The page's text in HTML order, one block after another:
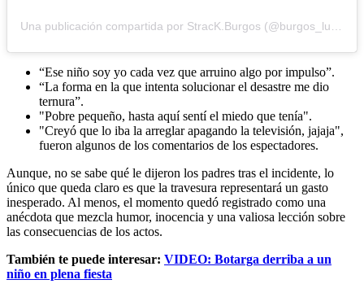
Una publicación compartida por StracK.Burgos (@burgos_luis9999)
“Ese niño soy yo cada vez que arruino algo por impulso”.
“La forma en la que intenta solucionar el desastre me dio
ternura”.
"Pobre pequeño, hasta aquí sentí el miedo que tenía".
"Creyó que lo iba la arreglar apagando la televisión, jajaja",
fueron algunos de los comentarios de los espectadores.
Aunque, no se sabe qué le dijeron los padres tras el incidente, lo
único que queda claro es que la travesura representará un gasto
inesperado. Al menos, el momento quedó registrado como una
anécdota que mezcla humor, inocencia y una valiosa lección sobre
las consecuencias de los actos.
También te puede interesar: VIDEO: Botarga derriba a un
niño en plena fiesta